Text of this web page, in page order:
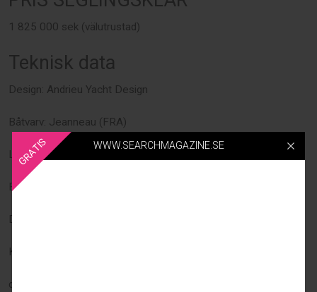
1 825 000 sek (välutrustad)
Teknisk data
Design: Andrieu Yacht Design
Båtvarv: Jeanneau (FRA)
Längd: 11.25 m
Bredd: 3.55 m
Djupgående: 2.13 m
Kölvikt standard: 2153 kg 44%
deplacement: 4700 kg
GRATIS WWW.SEARCHMAGAZINE.SE